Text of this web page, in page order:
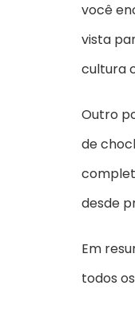
você
vista
cultura
Outro
de
desde
Em
todos